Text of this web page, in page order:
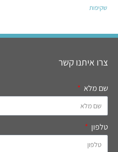
שקיפות
צרו איתנו קשר
שם מלא
טלפון